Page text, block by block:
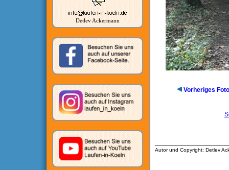
Detlev Ackermann
Vorheriges Foto
Autor und Copyright: Detlev